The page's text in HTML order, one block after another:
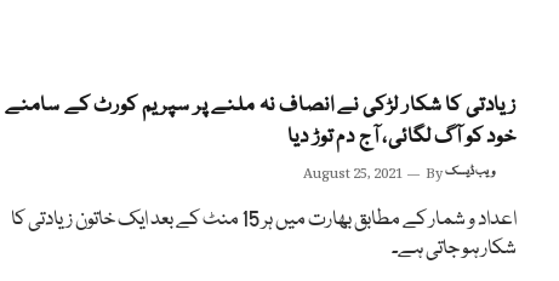
زیادتی کا شکار لڑکی نے انصاف نہ ملنے پر سپریم کورٹ کے سامنے
خود کو آگ لگائی، آج دم توڑ دیا
August 25, 2021 Byویب ڈیسک
اعداد و شمار کے مطابق بھارت میں ہر 15 منٹ کے بعد ایک خاتون زیادتی کا
شکار ہو جاتی ہے۔